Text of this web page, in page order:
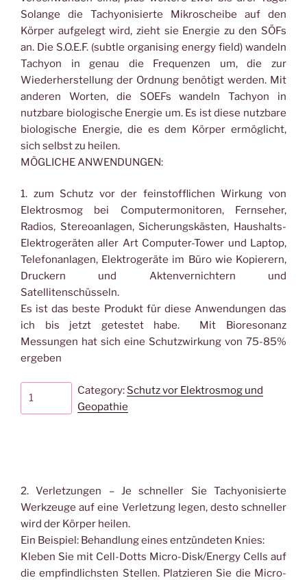
Solange die Tachyonisierte Mikroscheibe auf den
Körper aufgelegt wird, zieht sie Energie zu den SÖFs
an. Die S.O.E.F. (subtle organising energy field) wandeln
Tachyon in genau die Frequenzen um, die zur
Wiederherstellung der Ordnung benötigt werden. Mit
anderen Worten, die SOEFs wandeln Tachyon in
nutzbare biologische Energie um. Es ist diese nutzbare
biologische Energie, die es dem Körper ermöglicht,
sich selbst zu heilen.
MÖGLICHE ANWENDUNGEN:
1. zum Schutz vor der feinstofflichen Wirkung von
Elektrosmog bei Computermonitoren, Fernseher,
Radios, Stereoanlagen, Sicherungskästen, Haushalts-
Elektrogeräten aller Art Computer-Tower und Laptop,
Telefonanlagen, Elektrogeräte im Büro wie Kopierern,
Druckern und Aktenvernichtern und
Satellitenschüsseln.
Es ist das beste Produkt für diese Anwendungen das
ich bis jetzt getestet habe. Mit Bioresonanz
Messungen hat sich eine Schutzwirkung von 75-85%
ergeben
Elektromsmog
von
Computer
und
Monitor
quantity
Category: Schutz vor Elektrosmog und
Geopathie
2. Verletzungen – Je schneller Sie Tachyonisierte
Werkzeuge auf eine Verletzung legen, desto schneller
wird der Körper heilen.
Ein Beispiel: Behandlung eines entzündeten Knies:
Kleben Sie mit Cell-Dotts Micro-Disk/Energy Cells auf
die empfindlichsten Stellen. Platzieren Sie die Micro-